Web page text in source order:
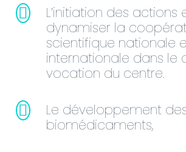
L’initiation des actions
dynamiser la
scientifique nationale
internationale dans le
vocation du centre.
Le développement
biomédicaments,